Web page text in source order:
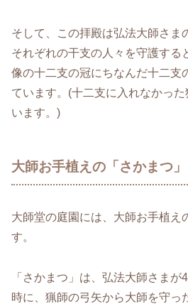
そして、この拝殿は弘法大師さま
それぞれの干支の人々を守護する
像の十二支の冠にちなんだ十二支
ています。(十二支に入れなかっ
います。)
大師お手植えの「さかまつ」
大師堂の庭園には、大師お手植え
す。
「さかまつ」は、弘法大師さま
時に、猟師の弓矢から大師を守っ